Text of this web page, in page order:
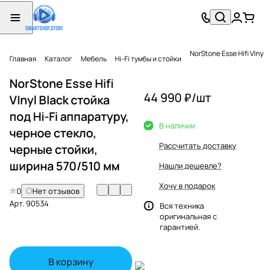
Главная Каталог Мебель Hi-Fi тумбы и стойки NorStone Esse Hifi
NorStone Esse Hifi
VInyl Black стойка
под Hi-Fi аппаратуру,
черное стекло,
черные стойки,
ширина 570/510 мм
0
Нет отзывов
Арт.90534
В корзину
44 990 ₽/шт
В наличии
Рассчитать доставку
Нашли дешевле?
Хочу в подарок
Вся техника
оригинальная с
гарантией.